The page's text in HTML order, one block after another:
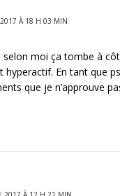
2017 À 18 H 03 MIN
selon moi ça tombe à
hyperactif. En tant que
que je n’approuve